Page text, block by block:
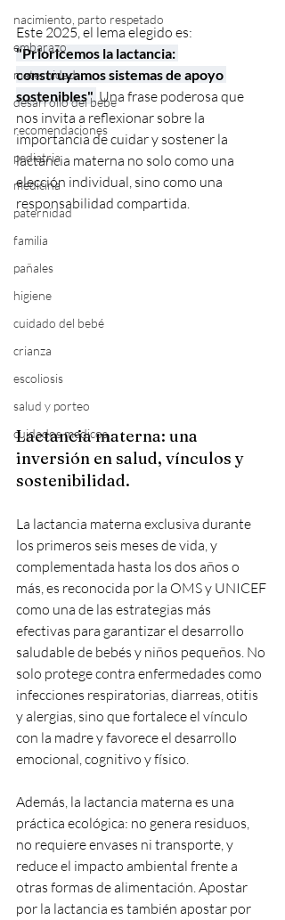
nacimiento, parto respetado
embarazo
maternidad
desarrollo del bebe
recomendaciones
pediatria
medicina
paternidad
familia
pañales
higiene
cuidado del bebé
crianza
escoliosis
salud y porteo
cuidados medicos
Este 2025, el lema elegido es:
"Prioricemos la lactancia:
construyamos sistemas de apoyo
sostenibles". Una frase poderosa que
nos invita a reflexionar sobre la
importancia de cuidar y sostener la
lactancia materna no solo como una
elección individual, sino como una
responsabilidad compartida.
Lactancia materna: una
inversión en salud, vínculos y
sostenibilidad.
La lactancia materna exclusiva durante
los primeros seis meses de vida, y
complementada hasta los dos años o
más, es reconocida por la OMS y UNICEF
como una de las estrategias más
efectivas para garantizar el desarrollo
saludable de bebés y niños pequeños. No
solo protege contra enfermedades como
infecciones respiratorias, diarreas, otitis
y alergias, sino que fortalece el vínculo
con la madre y favorece el desarrollo
emocional, cognitivo y físico.
Además, la lactancia materna es una
práctica ecológica: no genera residuos,
no requiere envases ni transporte, y
reduce el impacto ambiental frente a
otras formas de alimentación. Apostar
por la lactancia es también apostar por